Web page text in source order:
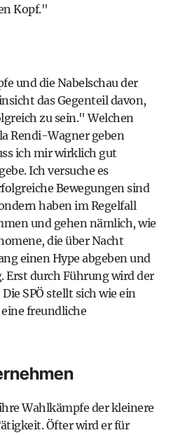
Kopf."
und die Nabelschau der
das Gegenteil davon,
zu sein." Welchen
Rendi-Wagner geben
ich mir wirklich gut
Ich versuche es
Bewegungen sind
haben im Regelfall
und gehen nämlich, wie
die über Nacht
einen Hype abgeben und
Erst durch Führung wird der
SPÖ stellt sich wie ein
freundliche
Wahlkämpfe der kleinere
Öfter wird er für